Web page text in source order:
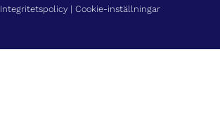
Integritetspolicy | Cookie-inställningar